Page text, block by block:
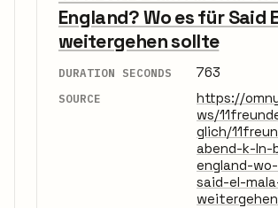
England? Wo es für Said
weitergehen sollte
DURATION SECONDS 763
SOURCE
https://
ws/
glich/
abend-k-ln-
england-
said-el-